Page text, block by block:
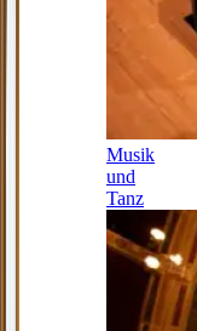
Musik
und
Tanz